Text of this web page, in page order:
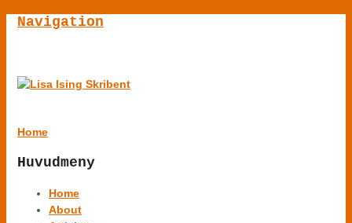
Navigation
Home
Huvudmeny
Home
About